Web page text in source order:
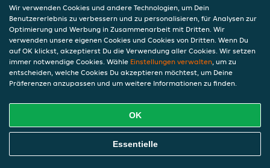
Würzmischung. (Halal)
3,10 €
inkl. Pfand (0,00 €)
Chicken Maki
inkl. Pfand (0,00 €)
Online Essen Bestellen
Wir verwenden Cookies und andere Technologien, um Dein
Benutzererlebnis zu verbessern und zu personalisieren, für Analysen zur
Optimierung und Werbung in Zusammenarbeit mit Dritten. Wir
verwenden unsere eigenen Cookies und Cookies von Dritten. Wenn Du
auf OK klickst, akzeptierst Du die Verwendung aller Cookies. Wir setzen
immer notwendige Cookies. Wähle Einstellungen verwalten, um zu
entscheiden, welche Cookies Du akzeptieren möchtest, um Deine
Präferenzen anzupassen und um weitere Informationen zu finden.
OK
Essentielle